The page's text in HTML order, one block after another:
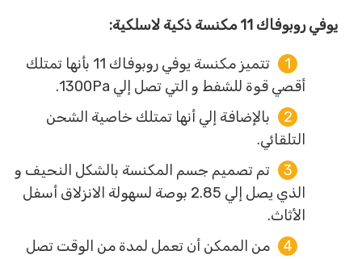
يوفي روبوفاك 11 مكنسة ذكية لاسلكية:
تتميز مكنسة يوفي روبوفاك 11 بأنها تمتلك
أقصي قوة للشفط و التي تصل إلي 1300Pa.
بالإضافة إلي أنها تمتلك خاصية الشحن
التلقائي.
تم تصميم جسم المكنسة بالشكل النحيف و
الذي يصل إلي 2.85 بوصة لسهولة الانزلاق أسفل
الأثاث.
من الممكن أن تعمل لمدة من الوقت تصل